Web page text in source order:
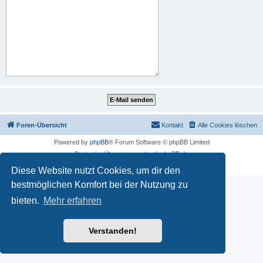
Diese Website nutzt Cookies, um dir den
bestmöglichen Komfort bei der Nutzung zu
bieten. Mehr erfahren
Verstanden!
Foren-Übersicht Alle Cookies löschen
Kontakt
Powered by phpBB® Forum Software © phpBB Limited
Deutsche Übersetzung durchphpBB.de